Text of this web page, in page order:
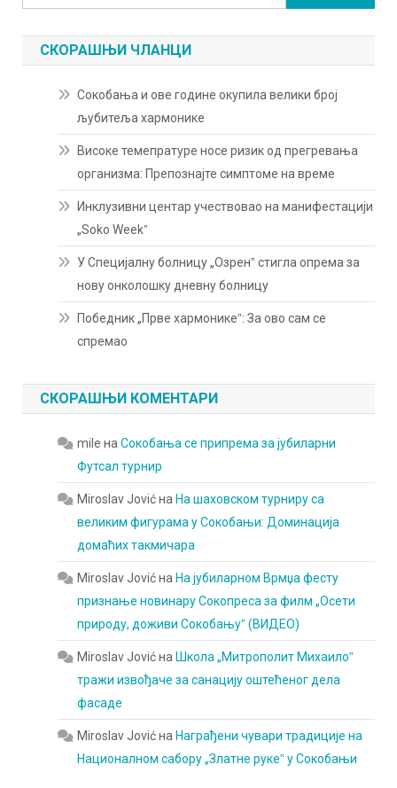
за:
СКОРАШЊИ ЧЛАНЦИ
Сокобања и ове године окупила велики број
љубитеља хармонике
Високе темепратуре носе ризик од прегревања
организма: Препознајте симптоме на време
Инклузивни центар учествовао на манифестацији
„Soko Weekˮ
У Специјалну болницу „Озренˮ стигла опрема за
нову онколошку дневну болницу
Победник „Прве хармоникеˮ: За ово сам се
спремао
СКОРАШЊИ КОМЕНТАРИ
mile наСокобања се припрема за јубиларни
Футсал турнир
Miroslav Jovićна На шаховском турниру са
великим фигурама у Сокобањи: Доминација
домаћих такмичара
Miroslav Jovićна На јубиларном Врмџа фесту
признање новинару Сокопреса за филм „Осети
природу, доживи Сокобањуˮ (ВИДЕО)
Miroslav Jovićна Школа „Митрополит Михаилоˮ
тражи извођаче за санацију оштећеног дела
фасаде
Miroslav Jovićна Награђени чувари традиције на
Националном сабору „Златне рукеˮ у Сокобањи